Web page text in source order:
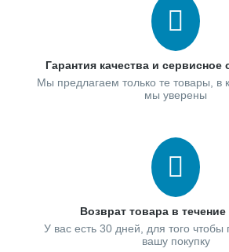
Гарантия качества и сервисное
Мы предлагаем только те товары, в
мы уверены
Возврат товара в течение
У вас есть 30 дней, для того чтобы
вашу покупку